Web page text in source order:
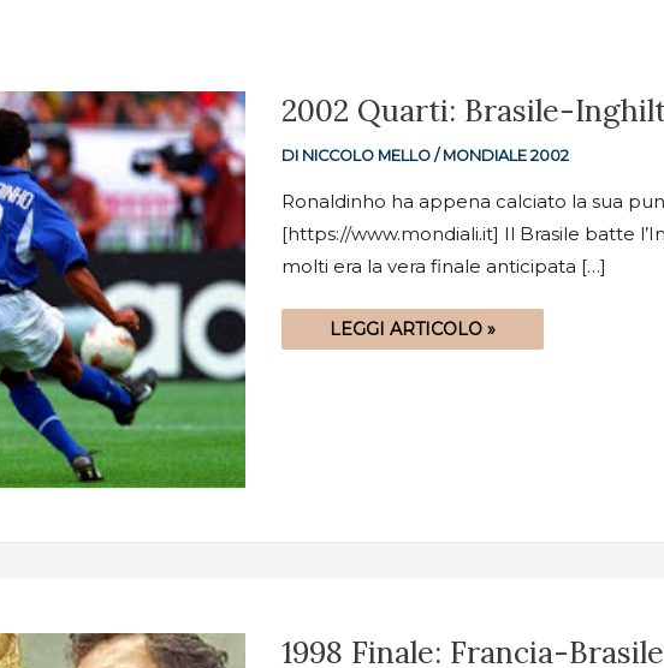
2002 Quarti: Brasile-
DI NICCOLO MELLO / MONDIALE 2002
Ronaldinho ha appena calciato la sua
[https://www.mondiali.it] Il Brasile batte
molti era la vera finale anticipata […]
2002
QUARTI:
BRASILE-
INGHILTERRA
2-
LEGGI ARTICOLO »
1998 Finale: Francia-
1998
FINALE: